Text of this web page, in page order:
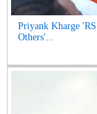
Priyank Kharge
Others'...